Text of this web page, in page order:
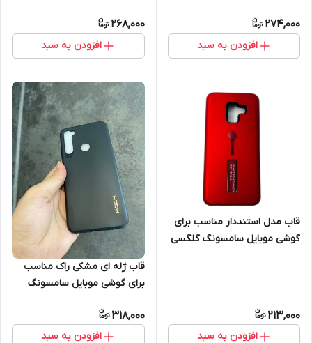
274,000
افزودن به سبد
268,000
افزودن به سبد
قاب مدل استنددار مناسب برای
گوشی موبایل سامسونگ گلگسی
213,000
افزودن به سبد
قاب ژله ای مشکی راک مناسب
برای گوشی موبایل سامسونگ
318,000
افزودن به سبد